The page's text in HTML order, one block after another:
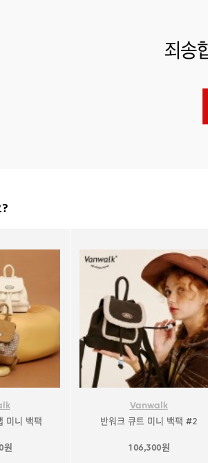
?
미니 백팩
원
Vanwalk
반워크 큐트 미니 백팩 #2
106,300원